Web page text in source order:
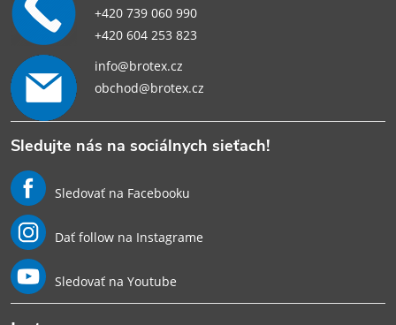
+420 739 060 990
+420 604 253 823
info@brotex.cz
obchod@brotex.cz
Sledujte nás na sociálnych sieťach!
Sledovať na Facebooku
Dať follow na Instagrame
Sledovať na Youtube